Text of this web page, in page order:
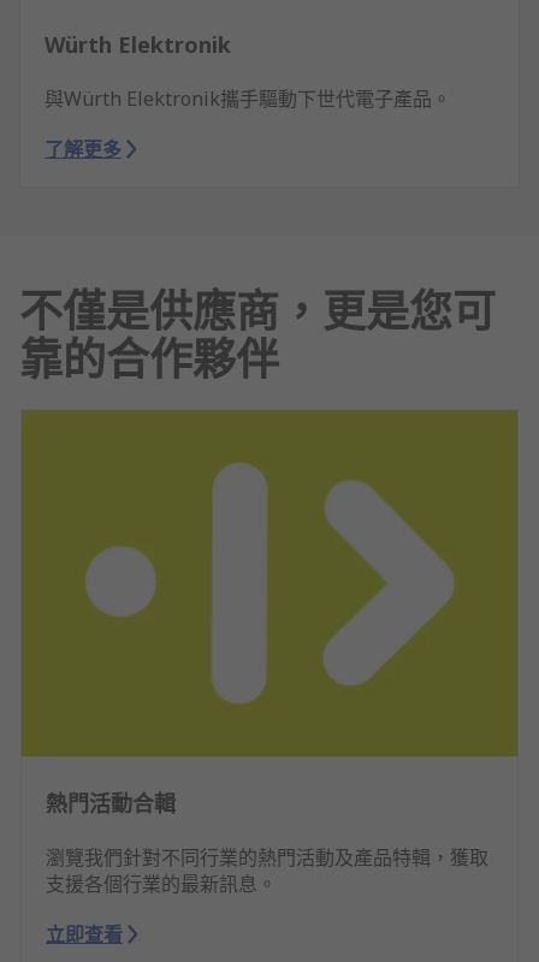
Würth Elektronik
與Würth Elektronik攜手驅動下世代電子產品。
了解更多
不僅是供應商，更是您可
靠的合作夥伴
熱門活動合輯
瀏覽我們針對不同行業的熱門活動及產品特輯，獲取
支援各個行業的最新訊息。
立即查看